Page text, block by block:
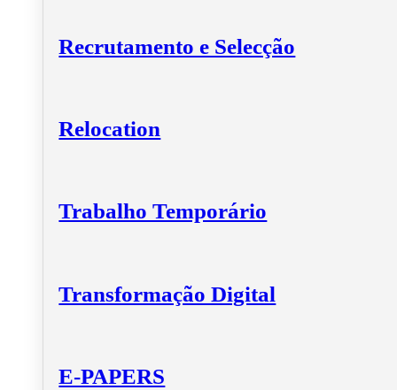
Recrutamento e Selecção
Relocation
Trabalho Temporário
Transformação Digital
E-PAPERS